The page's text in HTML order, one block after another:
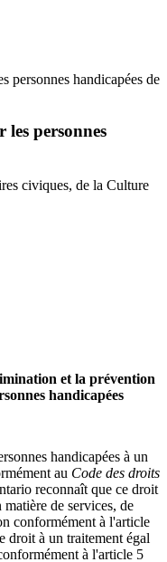
personnes handicapées de
personnes
civiques, de la Culture
et la prévention
handicapées
handicapées à un
au Code des droits
reconnaît que ce droit
de services, de
conformément à l'article
droit à un traitement égal
à l'article 5